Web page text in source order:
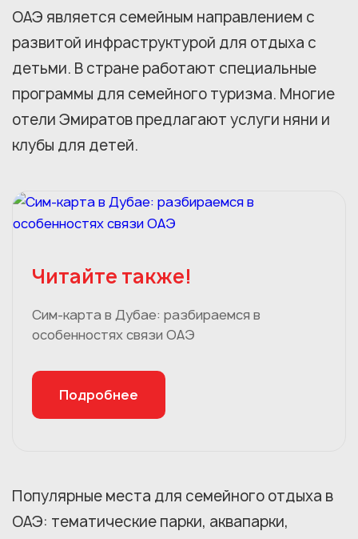
ОАЭ является семейным направлением с
развитой инфраструктурой для отдыха с
детьми. В стране работают специальные
программы для семейного туризма. Многие
отели Эмиратов предлагают услуги няни и
клубы для детей.
Читайте также!
Сим-карта в Дубае: разбираемся в
особенностях связи ОАЭ
Подробнее
Популярные места для семейного отдыха в
ОАЭ: тематические парки, аквапарки,